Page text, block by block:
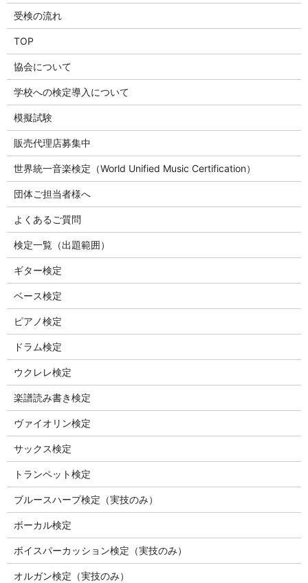
受検の流れ
TOP
協会について
学校への検定導入について
模擬試験
販売代理店募集中
世界統一音楽検定（World Unified Music Certification）
団体ご担当者様へ
よくあるご質問
検定一覧（出題範囲）
ギター検定
ベース検定
ピアノ検定
ドラム検定
ウクレレ検定
楽譜読み書き検定
ヴァイオリン検定
サックス検定
トランペット検定
ブルースハープ検定（実技のみ）
ボーカル検定
ボイスパーカッション検定（実技のみ）
オルガン検定（実技のみ）